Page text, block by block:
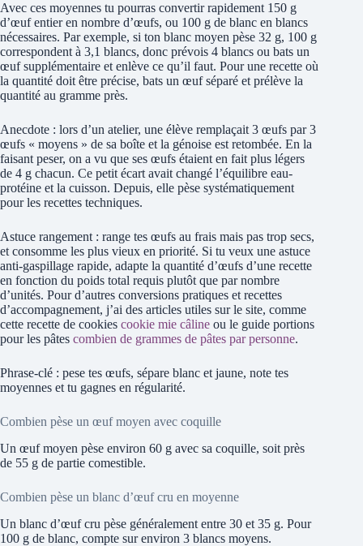
Avec ces moyennes tu pourras convertir rapidement 150 g
d’œuf entier en nombre d’œufs, ou 100 g de blanc en blancs
nécessaires. Par exemple, si ton blanc moyen pèse 32 g, 100 g
correspondent à 3,1 blancs, donc prévois 4 blancs ou bats un
œuf supplémentaire et enlève ce qu’il faut. Pour une recette où
la quantité doit être précise, bats un œuf séparé et prélève la
quantité au gramme près.
Anecdote : lors d’un atelier, une élève remplaçait 3 œufs par 3
œufs « moyens » de sa boîte et la génoise est retombée. En la
faisant peser, on a vu que ses œufs étaient en fait plus légers
de 4 g chacun. Ce petit écart avait changé l’équilibre eau-
protéine et la cuisson. Depuis, elle pèse systématiquement
pour les recettes techniques.
Astuce rangement : range tes œufs au frais mais pas trop secs,
et consomme les plus vieux en priorité. Si tu veux une astuce
anti-gaspillage rapide, adapte la quantité d’œufs d’une recette
en fonction du poids total requis plutôt que par nombre
d’unités. Pour d’autres conversions pratiques et recettes
d’accompagnement, j’ai des articles utiles sur le site, comme
cette recette de cookies cookie mie câline ou le guide portions
pour les pâtes combien de grammes de pâtes par personne.
Phrase-clé : pese tes œufs, sépare blanc et jaune, note tes
moyennes et tu gagnes en régularité.
Combien pèse un œuf moyen avec coquille
Un œuf moyen pèse environ 60 g avec sa coquille, soit près
de 55 g de partie comestible.
Combien pèse un blanc d’œuf cru en moyenne
Un blanc d’œuf cru pèse généralement entre 30 et 35 g. Pour
100 g de blanc, compte sur environ 3 blancs moyens.